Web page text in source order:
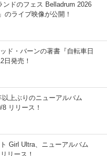
ンドのフェス Belladrum 2026
のライブ映像が公開！
ド・バーンの著書『自転車日
日発売！
上ぶりのニューアルバム
8 リリース！
Girl Ultra、ニューアルバム
リース！